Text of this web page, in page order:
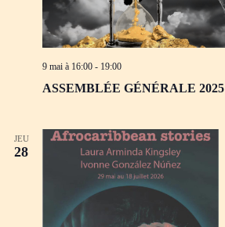
9 mai à 16:00 - 19:00
ASSEMBLÉE GÉNÉRALE 2025
JEU
28